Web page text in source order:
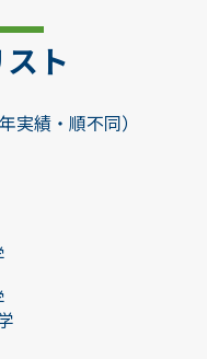
ト
実績・順不同）